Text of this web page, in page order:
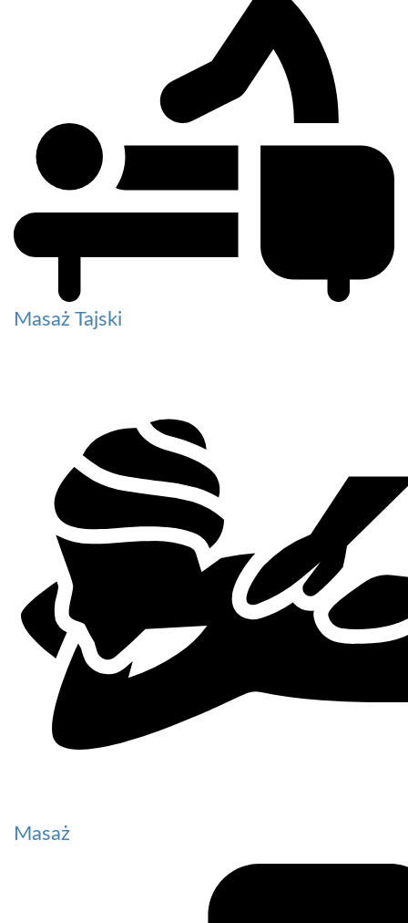
Masaż Tajski
Masaż